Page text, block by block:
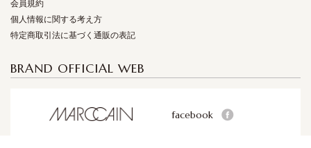
会員規約
個人情報に関する考え方
特定商取引法に基づく通販の表記
BRAND OFFICIAL WEB
facebook